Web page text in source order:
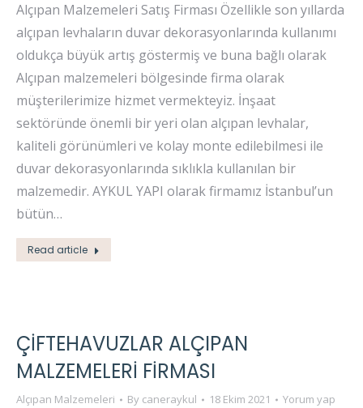
Alçıpan Malzemeleri Satış Firması Özellikle son yıllarda
alçıpan levhaların duvar dekorasyonlarında kullanımı
oldukça büyük artış göstermiş ve buna bağlı olarak
Alçıpan malzemeleri bölgesinde firma olarak
müşterilerimize hizmet vermekteyiz. İnşaat
sektöründe önemli bir yeri olan alçıpan levhalar,
kaliteli görünümleri ve kolay monte edilebilmesi ile
duvar dekorasyonlarında sıklıkla kullanılan bir
malzemedir. AYKUL YAPI olarak firmamız İstanbul’un
bütün…
Read article
ÇIFTEHAVUZLAR ALÇIPAN
MALZEMELERI FIRMASI
Alçıpan Malzemeleri By caneraykul 18 Ekim 2021 Yorum yap